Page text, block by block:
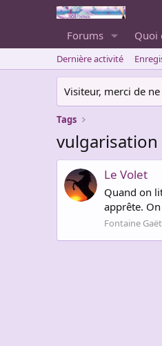
Forums Quoi
Dernière activité
Visiteur, merci de
Tags
vulgarisation
Le Volet
Quand on
apprête.
Fontaine